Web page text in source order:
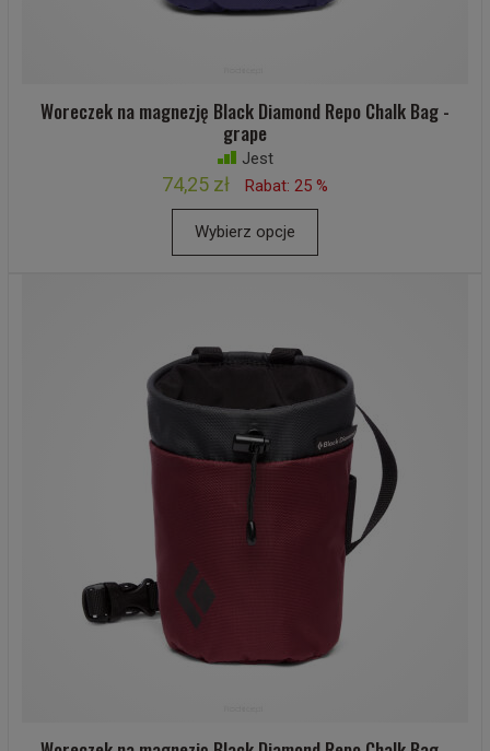
Woreczek na magnezję Black Diamond Repo Chalk Bag -
grape
Jest
74,25 zł Rabat: 25 %
Wybierz opcje